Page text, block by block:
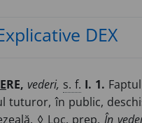
DEX
ERE, vederi, s. f. I. 1. Faptul
tuturor, în public,
◊ Loc. prep. În